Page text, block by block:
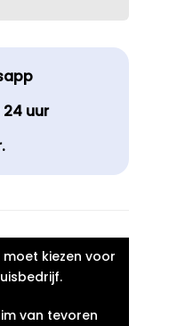
24 uur
kiezen voor
van tevoren